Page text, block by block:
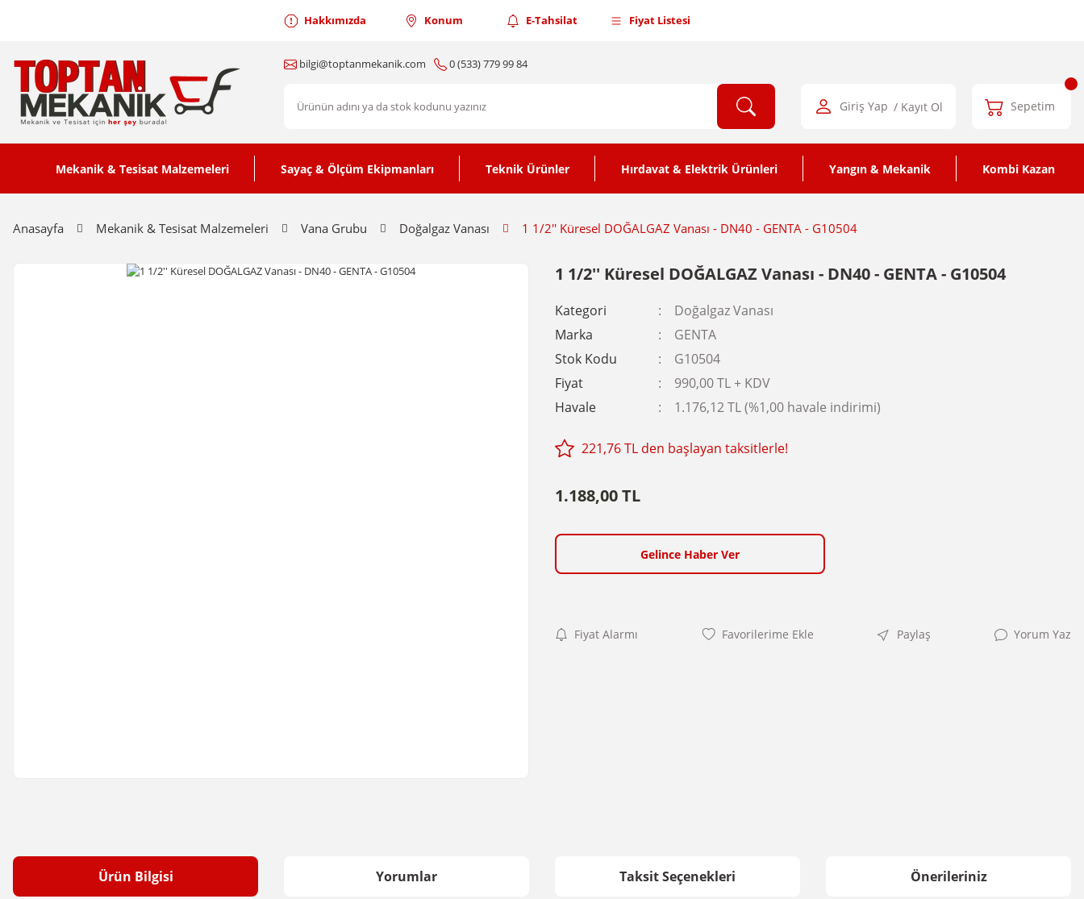
Hakkımızda Konum E-Tahsilat Fiyat Listesi
bilgi@toptanmekanik.com 0 (533) 779 99 84
Giriş Yap / Kayıt Ol Sepetim
Mekanik & Tesisat Malzemeleri Sayaç & Ölçüm Ekipmanları Teknik Ürünler Hırdavat & Elektrik Ürünleri Yangın & Mekanik Kombi Kazan
Anasayfa Mekanik & Tesisat Malzemeleri Vana Grubu Doğalgaz Vanası 1 1/2'' Küresel DOĞALGAZ Vanası - DN40 - GENTA - G10504
1 1/2'' Küresel DOĞALGAZ Vanası - DN40 - GENTA - G10504
Kategori
Doğalgaz Vanası
Marka
GENTA
Stok Kodu
G10504
Fiyat
990,00 TL + KDV
Havale
1.176,12 TL (%1,00 havale indirimi)
221,76 TL den başlayan taksitlerle!
1.188,00 TL
Gelince Haber Ver
Fiyat Alarmı Paylaş Yorum Yaz
Ürün Bilgisi Yorumlar Taksit Seçenekleri Önerileriniz